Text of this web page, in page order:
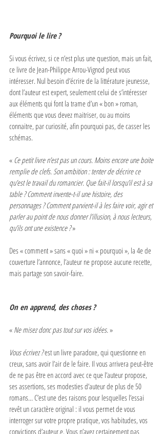
Pourquoi le lire ?
Si vous écrivez, si ce n’est plus une question, mais un fait,
ce livre de Jean-Philippe Arrou-Vignod peut vous
intéresser. Nul besoin d’écrire de la littérature jeunesse,
dont l’auteur est expert, seulement celui de s’intéresser
aux éléments qui font la trame d’un « bon » roman,
éléments que vous devez maitriser, ou au moins
connaitre, par curiosité, afin pourquoi pas, de casser les
schémas.
« Ce petit livre n’est pas un cours. Moins encore une boite
remplie de clefs. Son ambition : tenter de décrire ce
qu’est le travail du romancier. Que fait-il lorsqu’il est à sa
table ? Comment invente-t-il une histoire, des
personnages ? Comment parvient-il à les faire voir, agir et
parler au point de nous donner l’illusion, à nous lecteurs,
qu’ils ont une existence ? »
Des « comment » sans « quoi » ni « pourquoi », la 4e de
couverture l’annonce, l’auteur ne propose aucune recette,
mais partage son savoir-faire.
On en apprend, des choses ?
« Ne misez donc pas tout sur vos idées. »
Vous écrivez ? est un livre paradoxe, qui questionne en
creux, sans avoir l’air de le faire. Il vous arrivera peut-être
de ne pas être en accord avec ce que l’auteur propose,
ses assertions, ses modesties d’auteur de plus de 50
romans… C’est une des raisons pour lesquelles l’essai
revêt un caractère original : il vous permet de vous
interroger sur votre propre pratique, vos habitudes, vos
convictions d’auteur.e. Vous n’avez certainement pas